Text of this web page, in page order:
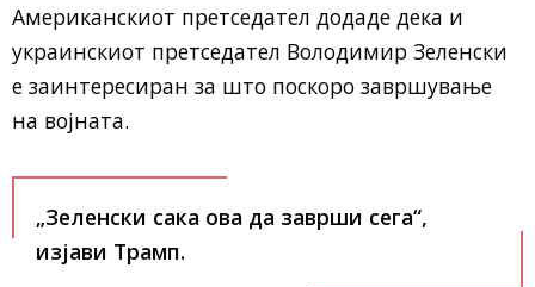
Американскиот претседател додаде дека и
украинскиот претседател Володимир Зеленски
е заинтересиран за што поскоро завршување
на војната.
„Зеленски сака ова да заврши сега“,
изјави Трамп.